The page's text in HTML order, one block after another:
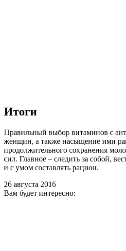
Итоги
Правильный выбор витаминов с
женщин, а также насыщение ими
продолжительного сохранения
сил. Главное – следить за собой,
и с умом составлять рацион.
26 августа 2016
Вам будет интересно: